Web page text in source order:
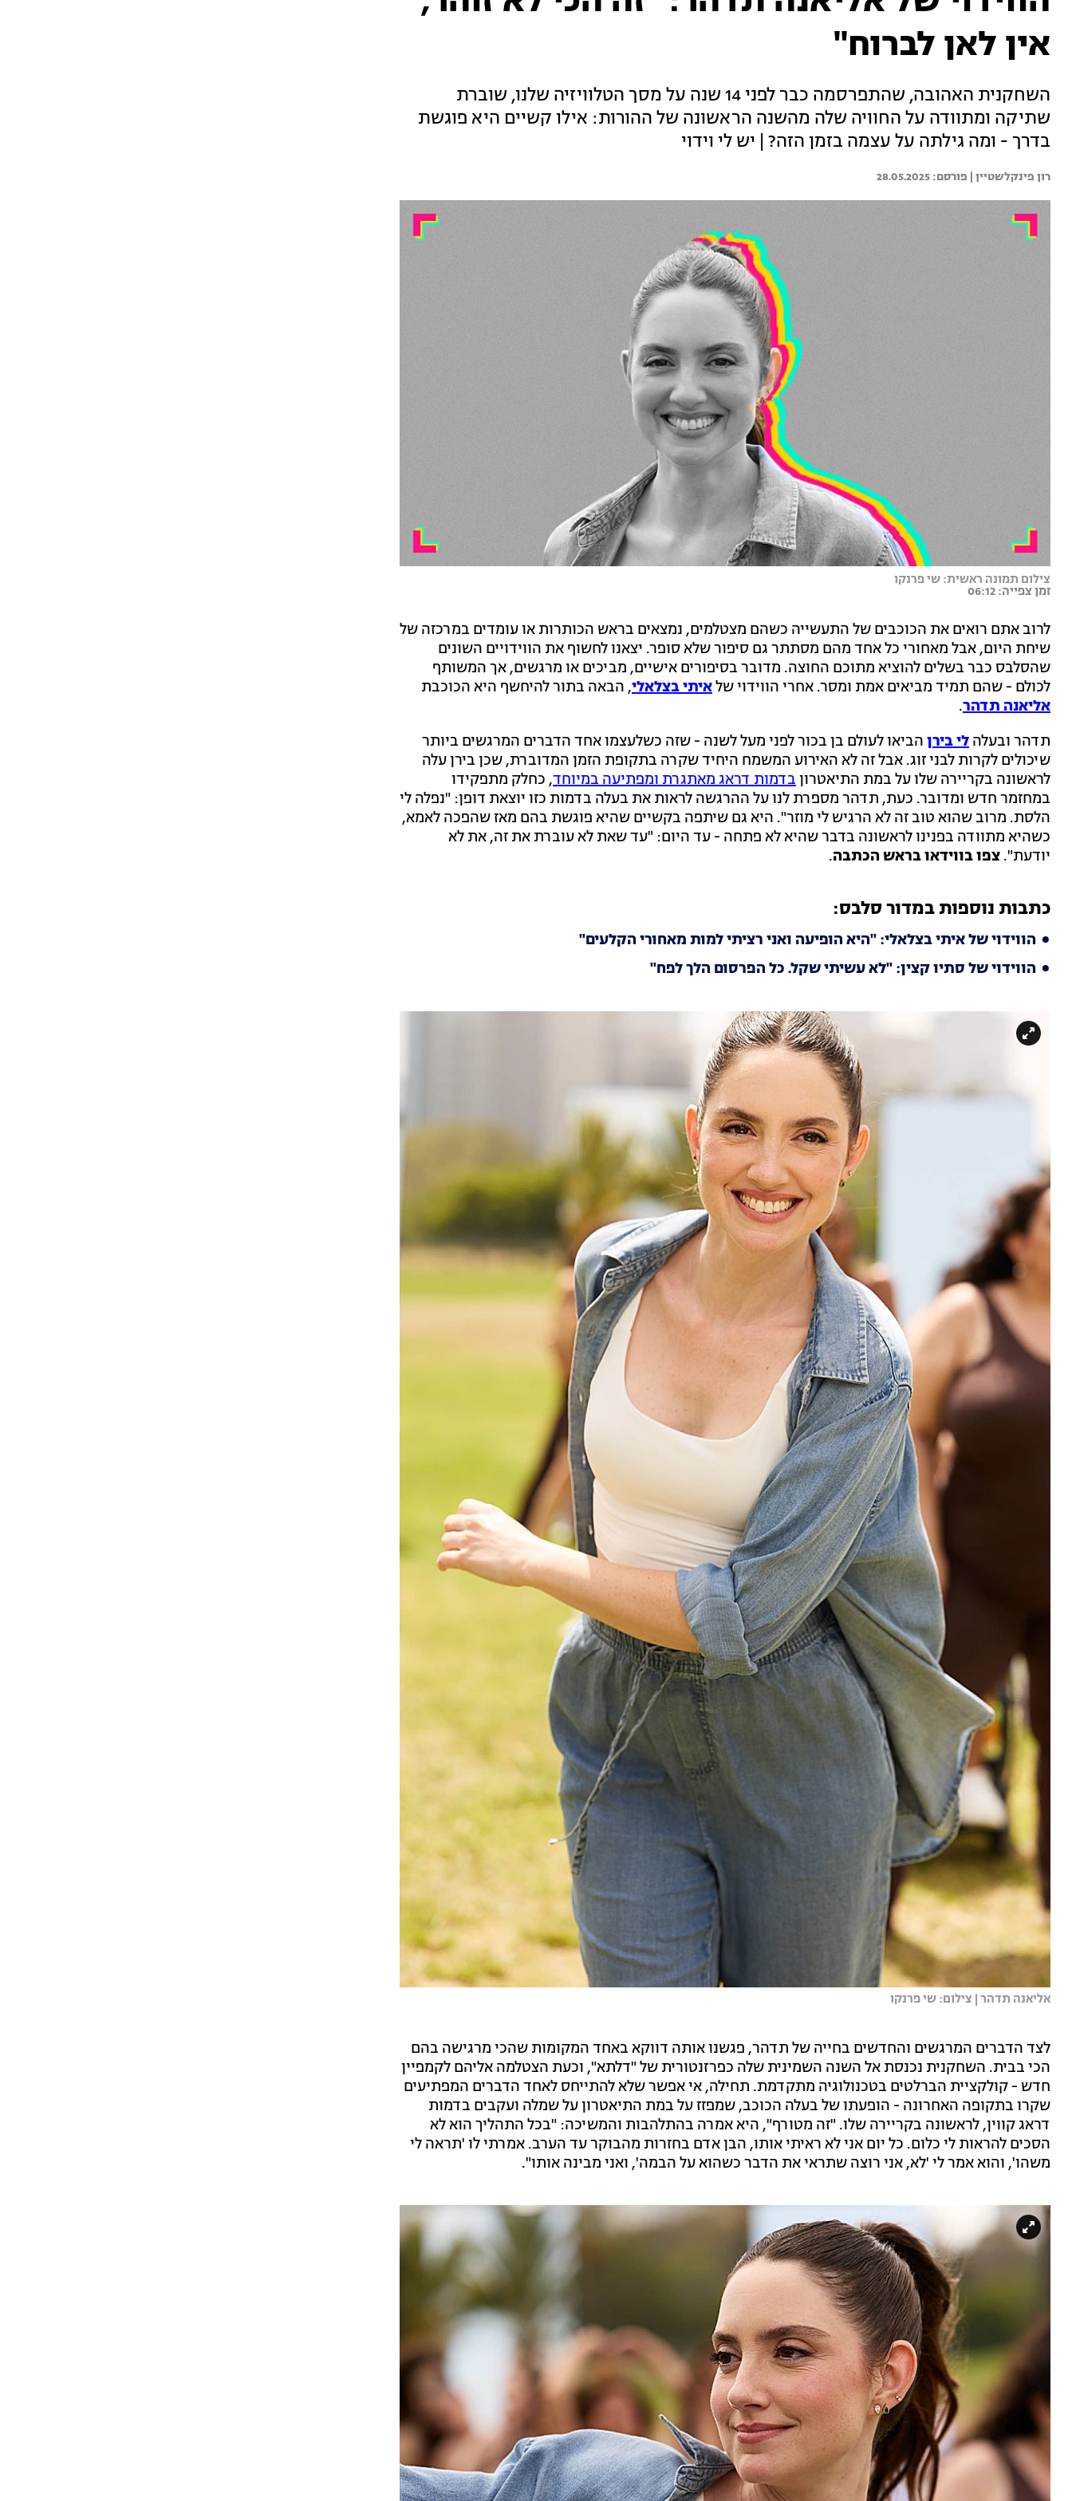
אין לאן לברוח"
השחקנית האהובה, שהתפרסמה כבר לפני 14 שנה על מסך הטלוויזיה שלנו, שוברת
שתיקה ומתוודה על החוויה שלה מהשנה הראשונה של ההורות: אילו קשיים היא פוגשת
בדרך - ומה גילתה על עצמה בזמן הזה? | יש לי וידוי
רון פינקלשטיין | 28.05.2025
צילום תמונה ראשית: שי פרנקו
זמן צפייה: 06:12
לרוב אתם רואים את הכוכבים של התעשייה כשהם מצטלמים, נמצאים בראש הכותרות או עומדים במרכזה של
שיחת היום, אבל מאחורי כל אחד מהם מסתתר גם סיפור שלא סופר. יצאנו לחשוף את הווידויים השונים
שהסלבס כבר בשלים להוציא מתוכם החוצה. מדובר בסיפורים אישיים, מביכים או מרגשים, אך המשותף
לכולם - שהם תמיד מביאים אמת ומסר. אחרי הווידוי שלאיתי בצלאלי, הבאה בתור להיחשף היא הכוכבת
אליאנה תדהר.
תדהר ובעלה לי בירן הביאו לעולם בן בכור לפני מעל לשנה - שזה כשלעצמו אחד הדברים המרגשים ביותר
שיכולים לקרות לבני זוג. אבל זה לא האירוע המשמח היחיד שקרה בתקופת הזמן המדוברת, שכן בירן עלה
לראשונה בקריירה שלו על במת התיאטרוןבדמות דראג מאתגרת ומפתיעה במיוחד, כחלק מתפקידו
במחזמר חדש ומדובר. כעת, תדהר מספרת לנו על ההרגשה לראות את בעלה בדמות כזו יוצאת דופן: "נפלה לי
הלסת. מרוב שהוא טוב זה לא הרגיש לי מוזר". היא גם שיתפה בקשיים שהיא פוגשת בהם מאז שהפכה לאמא,
כשהיא מתוודה בפנינו לראשונה בדבר שהיא לא פתחה - עד היום: "עד שאת לא עוברת את זה, את לא
יודעת". צפו בווידאו בראש הכתבה.
כתבות נוספות במדור סלבס:
הווידוי של איתי בצלאלי: "היא הופיעה ואני רציתי למות מאחורי הקלעים"
הווידוי של סתיו קצין: "לא עשיתי שקל. כל הפרסום הלך לפח"
אליאנה תדהר | צילום: שי פרנקו
לצד הדברים המרגשים והחדשים בחייה של תדהר, פגשנו אותה דווקא באחד המקומות שהכי מרגישה בהם
הכי בבית. השחקנית נכנסת אל השנה השמינית שלה כפרזנטורית של "דלתא", וכעת הצטלמה אליהם לקמפיין
חדש - קולקציית הברלטים בטכנולוגיה מתקדמת. תחילה, אי אפשר שלא להתייחס לאחד הדברים המפתיעים
שקרו בתקופה האחרונה - הופעתו של בעלה הכוכב, שמפזז על במת התיאטרון על שמלה ועקבים בדמות
דראג קווין, לראשונה בקריירה שלו. "זה מטורף", היא אמרה בהתלהבות והמשיכה: "בכל התהליך הוא לא
הסכים להראות לי כלום. כל יום אני לא ראיתי אותו, הבן אדם בחזרות מהבוקר עד הערב. אמרתי לו 'תראה לי
משהו', והוא אמר לי 'לא, אני רוצה שתראי את הדבר כשהוא על הבמה', ואני מבינה אותו".